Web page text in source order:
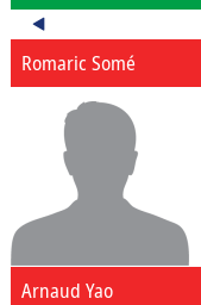
Romaric Somé
Arnaud Yao